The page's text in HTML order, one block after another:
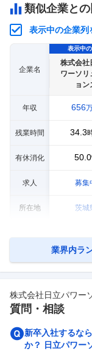
類似企業と
表示中の企業列
企業名
年収
残業時間
有休消化
求人
所在地
表示中
株式会社
ワーソリ
ョン
656
34.3
50.0
募集
茨城
業界内ラ
株式会社日立パワー
質問・相談
新卒入社するな
か？ 日立パワー